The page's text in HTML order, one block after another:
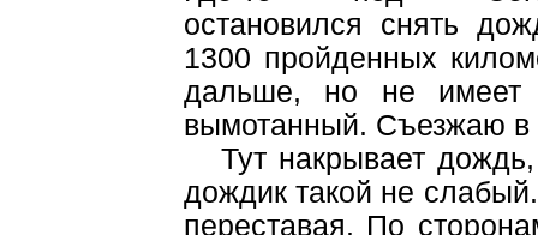
остановился снять
1300 пройденных
дальше, но не
вымотанный. Съезжаю в
Тут накрывает дождь,
дождик такой не
переставая. По